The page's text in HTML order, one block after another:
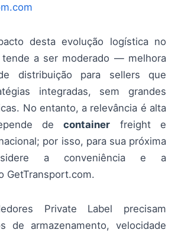
desta evolução logística no
tende a ser moderado — melhora
distribuição para sellers que
integradas, sem grandes
No entanto, a relevância é alta
decontainer freight e
por isso, para sua próxima
a conveniência e a
GetTransport.com.
Private Label precisam
de armazenamento, velocidade